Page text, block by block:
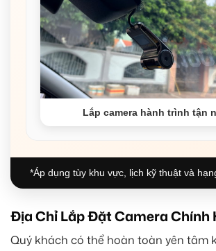
Lắp camera hành trình tận
*Áp dụng tùy khu vực, lịch kỹ thuật và
Địa Chỉ Lắp Đặt Camera Chính
Quý khách có thể hoàn toàn yên tâm